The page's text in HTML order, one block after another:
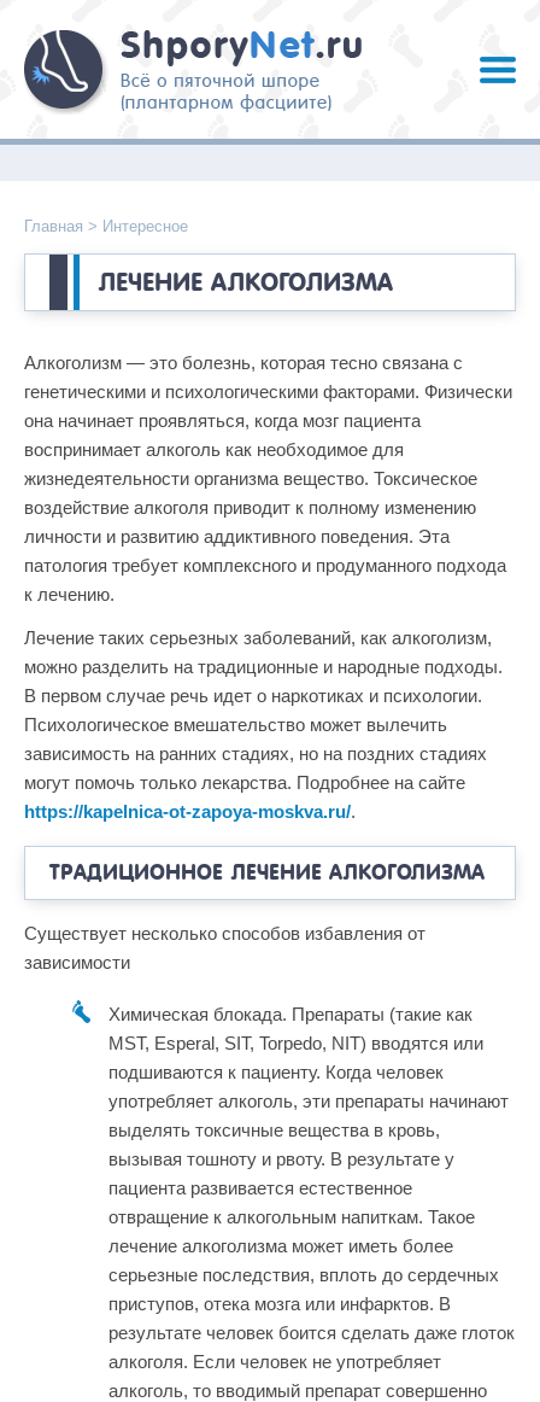
Главная > Интересное
ЛЕЧЕНИЕ АЛКОГОЛИЗМА
Алкоголизм — это болезнь, которая тесно связана с
генетическими и психологическими факторами. Физически
она начинает проявляться, когда мозг пациента
воспринимает алкоголь как необходимое для
жизнедеятельности организма вещество. Токсическое
воздействие алкоголя приводит к полному изменению
личности и развитию аддиктивного поведения. Эта
патология требует комплексного и продуманного подхода
к лечению.
Лечение таких серьезных заболеваний, как алкоголизм,
можно разделить на традиционные и народные подходы.
В первом случае речь идет о наркотиках и психологии.
Психологическое вмешательство может вылечить
зависимость на ранних стадиях, но на поздних стадиях
могут помочь только лекарства. Подробнее на сайте
https://kapelnica-ot-zapoya-moskva.ru/.
ТРАДИЦИОННОЕ ЛЕЧЕНИЕ АЛКОГОЛИЗМА
Существует несколько способов избавления от
зависимости
Химическая блокада. Препараты (такие как
MST, Esperal, SIT, Torpedo, NIT) вводятся или
подшиваются к пациенту. Когда человек
употребляет алкоголь, эти препараты начинают
выделять токсичные вещества в кровь,
вызывая тошноту и рвоту. В результате у
пациента развивается естественное
отвращение к алкогольным напиткам. Такое
лечение алкоголизма может иметь более
серьезные последствия, вплоть до сердечных
приступов, отека мозга или инфарктов. В
результате человек боится сделать даже глоток
алкоголя. Если человек не употребляет
алкоголь, то вводимый препарат совершенно